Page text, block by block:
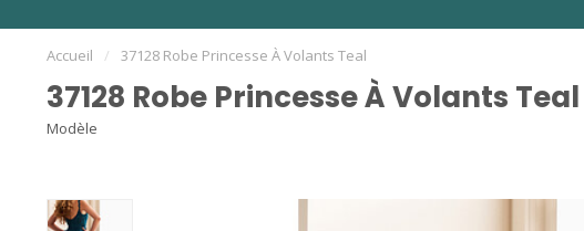
Accueil / 37128 Robe Princesse À Volants Teal
37128 Robe Princesse À Volants Teal
Modèle